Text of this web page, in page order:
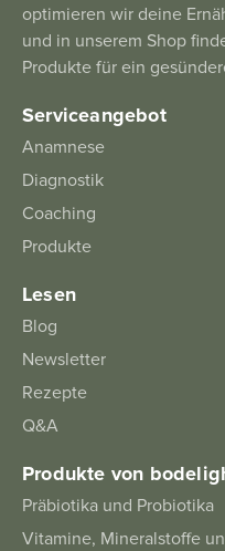
optimieren wir deine
und in unserem Shop
Produkte für ein
Serviceangebot
Anamnese
Diagnostik
Coaching
Produkte
Lesen
Blog
Newsletter
Rezepte
Q&A
Produkte von
Präbiotika und Probiotika
Vitamine, Mineralstoffe